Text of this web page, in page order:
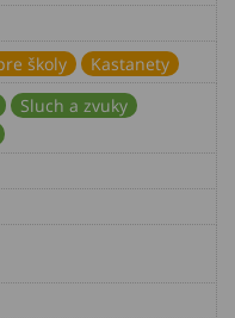
školy
Kastanety
Sluch a zvuky